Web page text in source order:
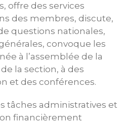
offre des services
des membres, discute,
questions nationales,
convoque les
à l’assemblée de la
la section, à des
et des conférences.
tâches administratives et
financièrement